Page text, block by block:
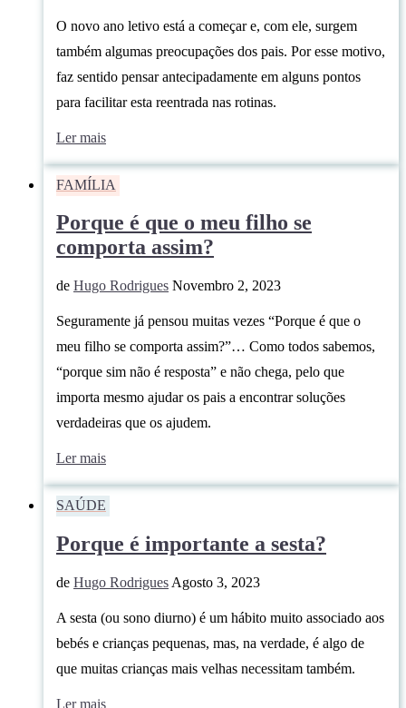
O novo ano letivo está a começar e, com ele, surgem
também algumas preocupações dos pais. Por esse motivo,
faz sentido pensar antecipadamente em alguns pontos
para facilitar esta reentrada nas rotinas.
Ler mais
FAMÍLIA
Porque é que o meu filho se
comporta assim?
de Hugo Rodrigues Novembro 2, 2023
Seguramente já pensou muitas vezes “Porque é que o
meu filho se comporta assim?”… Como todos sabemos,
“porque sim não é resposta” e não chega, pelo que
importa mesmo ajudar os pais a encontrar soluções
verdadeiras que os ajudem.
Ler mais
SAÚDE
Porque é importante a sesta?
de Hugo Rodrigues Agosto 3, 2023
A sesta (ou sono diurno) é um hábito muito associado aos
bebés e crianças pequenas, mas, na verdade, é algo de
que muitas crianças mais velhas necessitam também.
Ler mais